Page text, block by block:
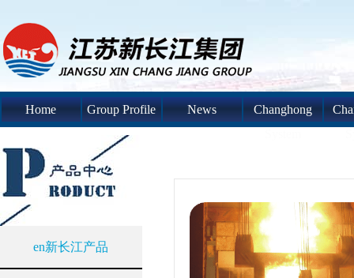
Home Group Profile News
Changhong
en新长江产品